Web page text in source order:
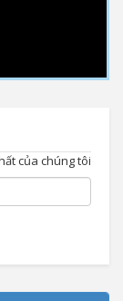
của chúng tôi